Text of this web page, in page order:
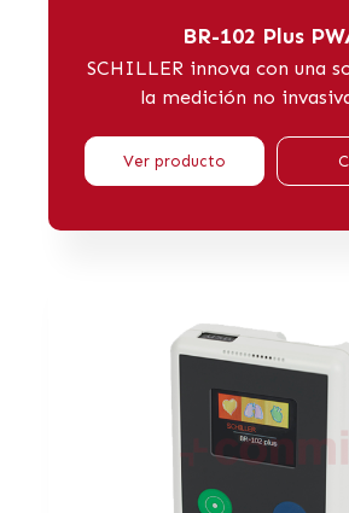
BR-102 Plus
SCHILLER innova con una
la medición no
Ver producto